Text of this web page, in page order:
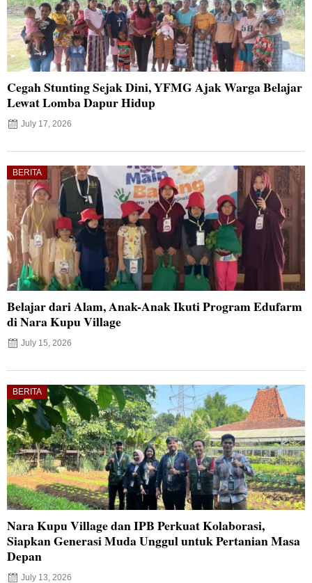
Cegah Stunting Sejak Dini, YFMG Ajak Warga Belajar
Lewat Lomba Dapur Hidup
July 17, 2026
BERITA
Belajar dari Alam, Anak-Anak Ikuti Program Edufarm
di Nara Kupu Village
July 15, 2026
BERITA
Nara Kupu Village dan IPB Perkuat Kolaborasi,
Siapkan Generasi Muda Unggul untuk Pertanian Masa
Depan
July 13, 2026